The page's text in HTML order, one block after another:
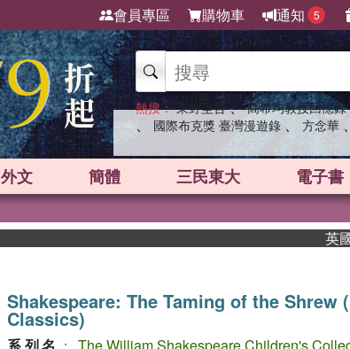
會員專區 購物車 通知 5
熱搜： 東野圭吾 、 高希均教授回憶錄
、 國際布克獎 臺灣漫遊錄 、 方念華 、
外文 簡體 三民東大 電子書
英國
Shakespeare: The Taming of the Shrew
Classics)